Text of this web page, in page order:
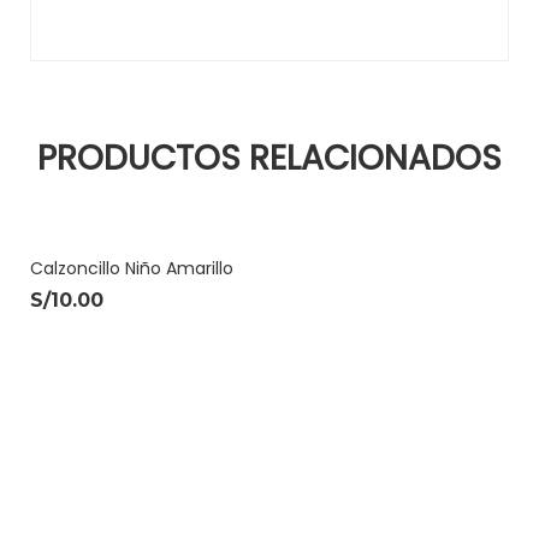
PRODUCTOS RELACIONADOS
Calzoncillo Niño Amarillo
S/10.00